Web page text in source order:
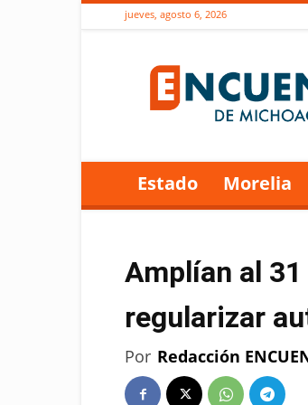
jueves, agosto 6, 2026
de
Estado Morelia
Amplían al
regularizar
Por Redacción